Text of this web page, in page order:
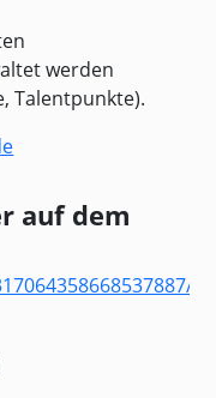
werden
Talentpunkte).
auf dem